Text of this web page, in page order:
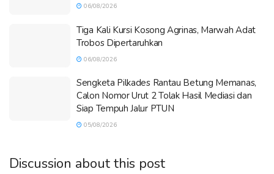
06/08/2026
Tiga Kali Kursi Kosong Agrinas, Marwah Adat
Trobos Dipertaruhkan
06/08/2026
Sengketa Pilkades Rantau Betung Memanas,
Calon Nomor Urut 2 Tolak Hasil Mediasi dan
Siap Tempuh Jalur PTUN
05/08/2026
Discussion about this post